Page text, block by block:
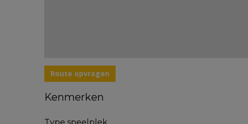
Route opvragen
Kenmerken
Type speelplek